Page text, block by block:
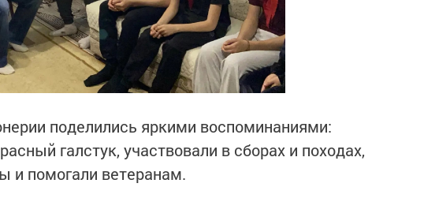
поделились яркими воспоминаниями:
галстук, участвовали в сборах и походах,
и помогали ветеранам.